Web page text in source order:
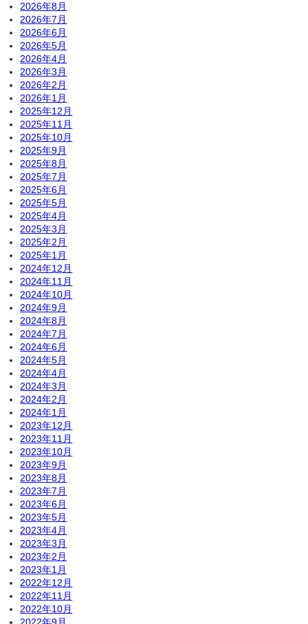
2026年8月
2026年7月
2026年6月
2026年5月
2026年4月
2026年3月
2026年2月
2026年1月
2025年12月
2025年11月
2025年10月
2025年9月
2025年8月
2025年7月
2025年6月
2025年5月
2025年4月
2025年3月
2025年2月
2025年1月
2024年12月
2024年11月
2024年10月
2024年9月
2024年8月
2024年7月
2024年6月
2024年5月
2024年4月
2024年3月
2024年2月
2024年1月
2023年12月
2023年11月
2023年10月
2023年9月
2023年8月
2023年7月
2023年6月
2023年5月
2023年4月
2023年3月
2023年2月
2023年1月
2022年12月
2022年11月
2022年10月